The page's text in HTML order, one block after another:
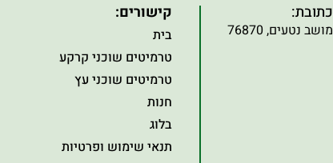
כתובת:
מושב נטעים, 76870
קישורים:
בית
טרמיטים שוכני קרקע
טרמיטים שוכני עץ
חנות
בלוג
תנאי שימוש ופרטיות